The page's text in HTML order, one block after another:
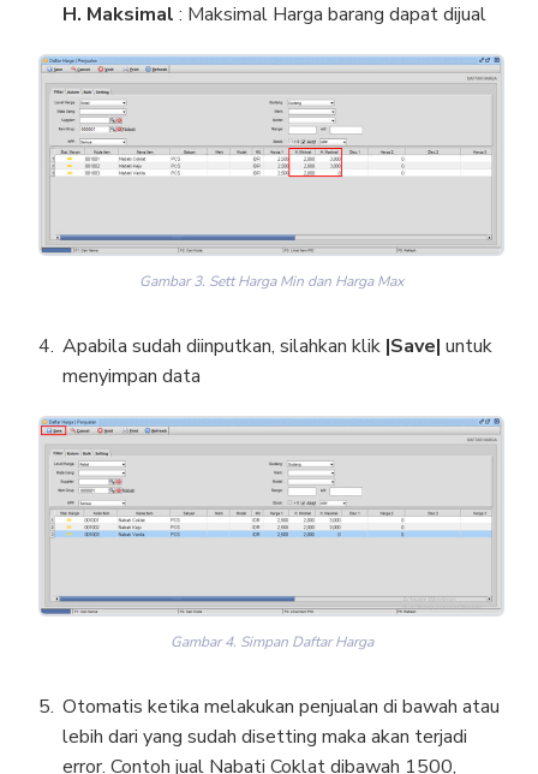
H. Maksimal : Maksimal Harga barang dapat dijual
Gambar 3. Sett Harga Min dan Harga Max
Apabila sudah diinputkan, silahkan klik |Save| untuk
menyimpan data
Gambar 4. Simpan Daftar Harga
Otomatis ketika melakukan penjualan di bawah atau
lebih dari yang sudah disetting maka akan terjadi
error. Contoh jual Nabati Coklat dibawah 1500,